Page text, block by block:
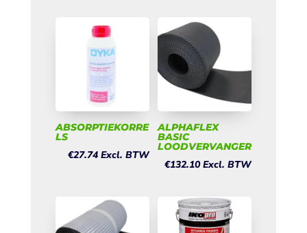
ABSORPTIEKORRE
LS
€27.74 Excl. BTW
ALPHAFLEX
BASIC
LOODVERVANGER
€132.10 Excl. BTW